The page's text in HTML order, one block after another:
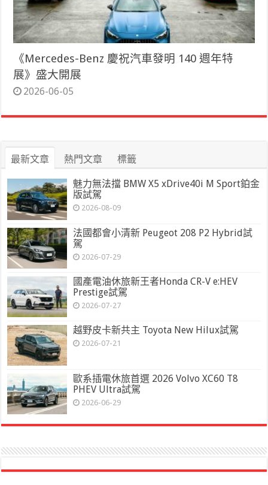
《Mercedes-Benz 慶祝汽車發明 140 週年特
展》盛大開展
2026-06-05
最新文章 熱門文章 標籤
魅力無法擋 BMW X5 xDrive40i M Sport鉑金
版試駕
2026-08-09
法國都會小清新 Peugeot 208 P2 Hybrid試
駕
2026-07-29
國產電油休旅新王者Honda CR-V e:HEV
Prestige試駕
2026-07-27
越野皮卡新共主 Toyota New Hilux試駕
2026-07-21
歐系插電休旅首選 2026 Volvo XC60 T8
PHEV Ultra試駕
2026-06-29